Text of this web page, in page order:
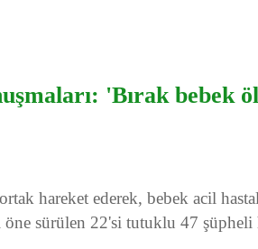
'Bırak bebek
hareket ederek, bebek acil
öne sürülen 22'si tutuklu 47